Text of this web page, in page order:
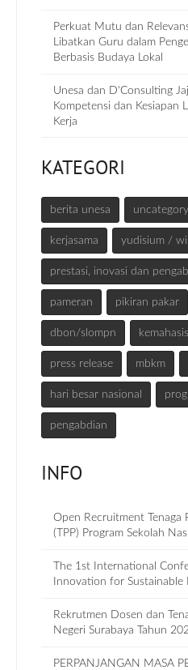
Perkuat Mutu dan
Libatkan Guru dalam
Berbasis Budaya Lokal
Unesa dan D‘Consulting
Kompetensi dan Kesiapan
Kerja
KATEGORI
berita unesa uncategory
kerjasama yudisium /
prestasi, inovasi dan
pameran pikiran pakar
dbon/slompn
press release mbkm
hari besar nasional
pengabdian
INFO
Open Recruitment Tenaga
(TPP) Program Sekolah
The 1st International
Innovation for
Rekrutmen Dosen dan
Negeri Surabaya Tahun
PERPANJANGAN MASA